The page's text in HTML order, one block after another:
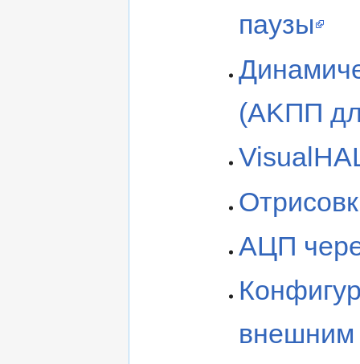
паузы
(AKПП
АЦП
внешним